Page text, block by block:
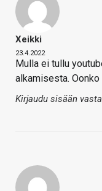
Xeikki
23.4.2022
Mulla ei tullu
alkamisesta.
Kirjaudu sisään